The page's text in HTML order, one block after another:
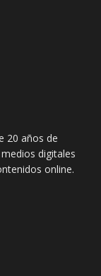
20 años de
digitales
online.